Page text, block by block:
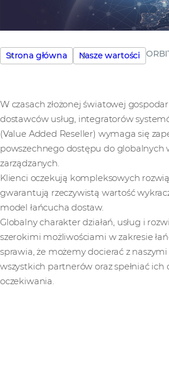
Strona główna Nasze wartości
W czasach złożonej światowej
dostawców usług, integratorów
(Value Added Reseller) wymaga się
powszechnego dostępu do globalnych
zarządzanych.
Klienci oczekują kompleksowych
gwarantują rzeczywistą wartość
model łańcucha dostaw.
Globalny charakter działań, usług i
szerokimi możliwościami w zakresie
sprawia, że możemy docierać z
wszystkich partnerów oraz spełniać ich
oczekiwania.